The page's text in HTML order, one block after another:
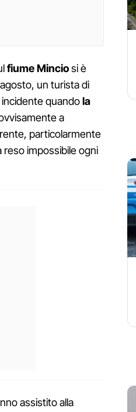
fiume Minciosi è
un turista di
quandola
a
particolarmente
reso impossibile ogni
assistito alla